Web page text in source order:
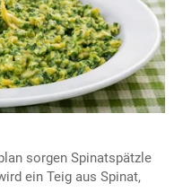
sorgen Spinatspätzle
ein Teig aus Spinat,